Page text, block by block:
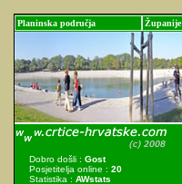
Planinska područja Županije
Dobro došli : Gost
Posjetitelja online : 20
Statistika : AWstats